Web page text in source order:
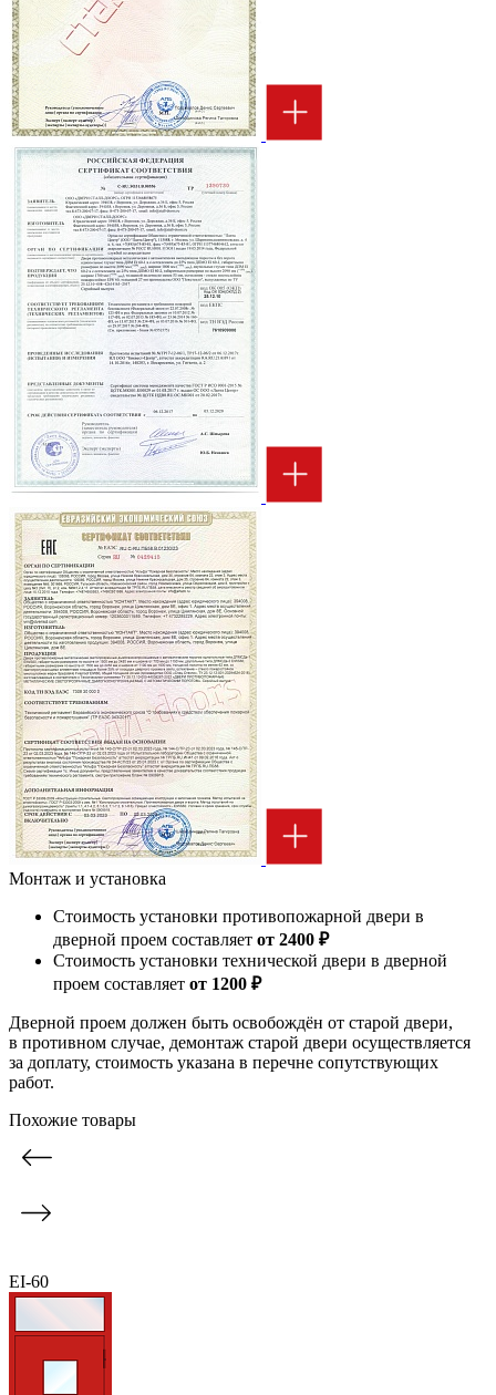
Монтаж и установка
Стоимость установки противопожарной двери в
дверной проем составляет от 2400 ₽
Стоимость установки технической двери в дверной
проем составляет от 1200 ₽
Дверной проем должен быть освобождён от старой двери,
в противном случае, демонтаж старой двери осуществляется
за доплату, стоимость указана в перечне сопутствующих
работ.
Похожие товары
EI-60